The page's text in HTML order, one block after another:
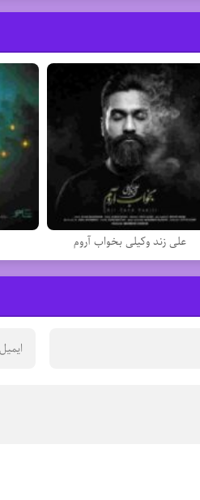
علی زند وکیلی بخواب آروم